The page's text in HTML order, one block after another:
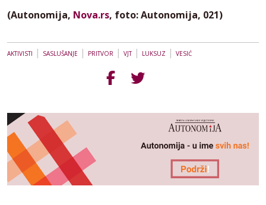
(Autonomija, Nova.rs, foto: Autonomija, 021)
AKTIVISTI | SASLUŠANJE | PRITVOR | VJT| LUKSUZ | VESIĆ